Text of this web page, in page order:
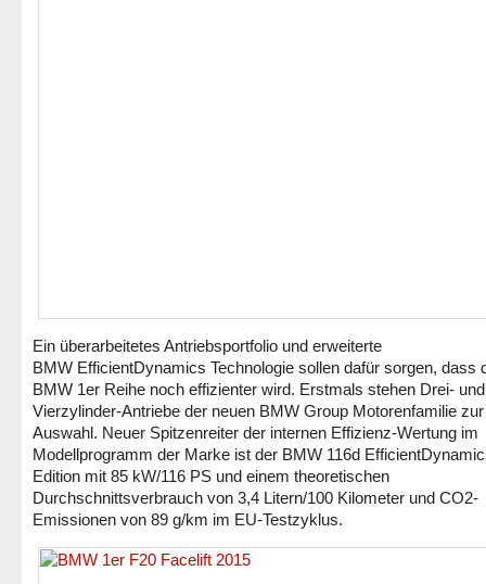
Ein überarbeitetes Antriebsportfolio und erweiterte
BMW EfficientDynamics Technologie sollen dafür sorgen, dass
BMW 1er Reihe noch effizienter wird. Erstmals stehen Drei- und
Vierzylinder-Antriebe der neuen BMW Group Motorenfamilie zur
Auswahl. Neuer Spitzenreiter der internen Effizienz-Wertung im
Modellprogramm der Marke ist der BMW 116d
Edition mit 85 kW/116 PS und einem theoretischen
Durchschnittsverbrauch von 3,4 Litern/100 Kilometer und CO2-
Emissionen von 89 g/km im EU-Testzyklus.